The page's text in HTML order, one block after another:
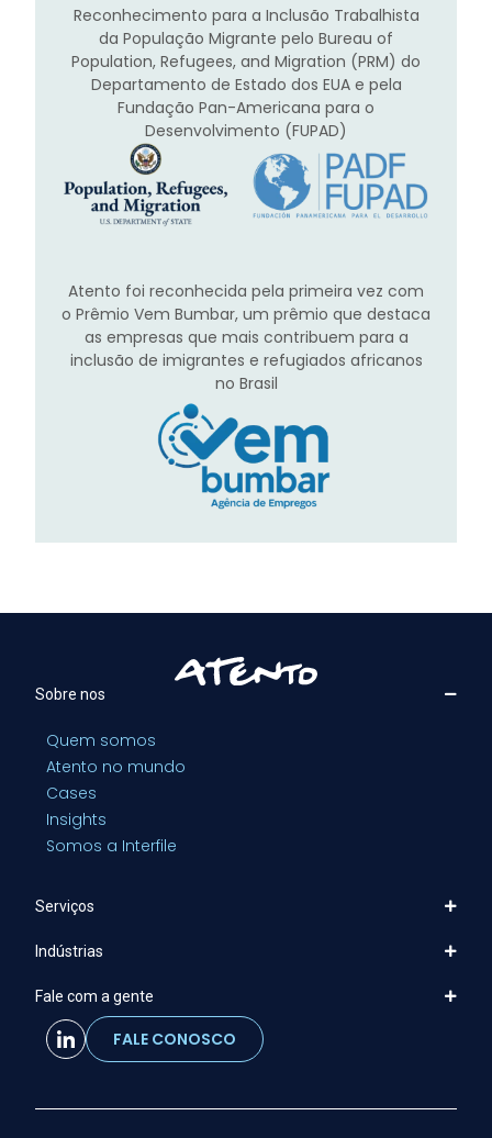
Reconhecimento para a Inclusão Trabalhista
da População Migrante pelo Bureau of
Population, Refugees, and Migration (PRM) do
Departamento de Estado dos EUA e pela
Fundação Pan-Americana para o
Desenvolvimento (FUPAD)
Atento foi reconhecida pela primeira vez com
o Prêmio Vem Bumbar, um prêmio que destaca
as empresas que mais contribuem para a
inclusão de imigrantes e refugiados africanos
no Brasil
Sobre nos
Quem somos
Atento no mundo
Cases
Insights
Somos a Interfile
Serviços
Indústrias
Fale com a gente
FALE CONOSCO